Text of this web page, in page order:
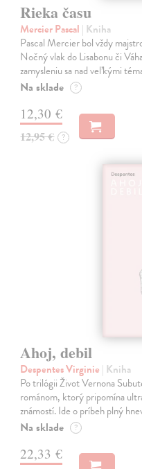
Rieka času
Mercier Pascal | Kniha
Pascal Mercier bol vždy
Nočný vlak do Lisabonu či
zamysleniu sa nad veľkými
Na sklade ?
12,30 €
12,95 € ?
Ahoj, debil
Despentes Virginie | Kniha
Po trilógii Život Vernona
románom, ktorý pripomína
známostí. Ide o príbeh plný
Na sklade ?
22,33 €